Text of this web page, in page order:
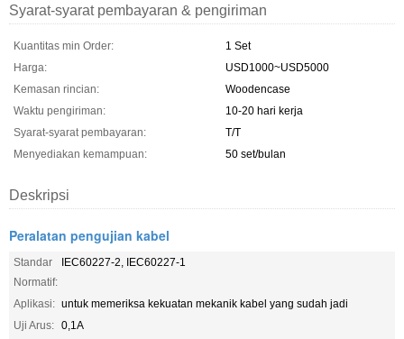
Syarat-syarat pembayaran & pengiriman
Kuantitas min Order:
1 Set
Harga:
USD1000~USD5000
Kemasan rincian:
Woodencase
Waktu pengiriman:
10-20 hari kerja
Syarat-syarat pembayaran:
T/T
Menyediakan kemampuan:
50 set/bulan
Deskripsi
Peralatan pengujian kabel
Standar
Normatif:
IEC60227-2, IEC60227-1
Aplikasi: untuk memeriksa kekuatan mekanik kabel yang sudah jadi
Uji Arus: 0,1A